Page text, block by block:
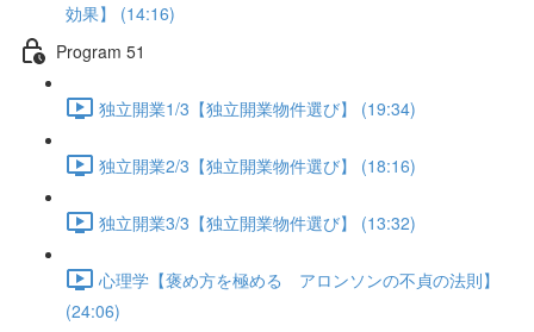
効果】 (14:16)
Program 51
独立開業1/3【独立開業物件選び】 (19:34)
独立開業2/3【独立開業物件選び】 (18:16)
独立開業3/3【独立開業物件選び】 (13:32)
心理学【褒め方を極める アロンソンの不貞の法則】
(24:06)